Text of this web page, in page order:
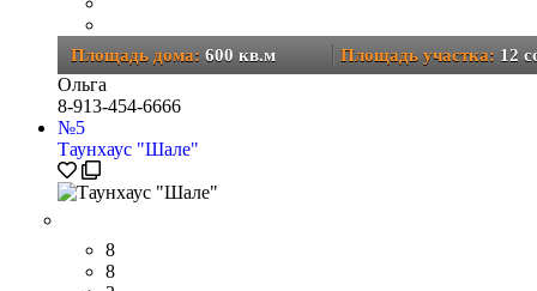
Площадь дома: 600 кв.м Площадь участка: 12
Ольга
8-913-454-6666
№5
Таунхаус "Шале"
8
8